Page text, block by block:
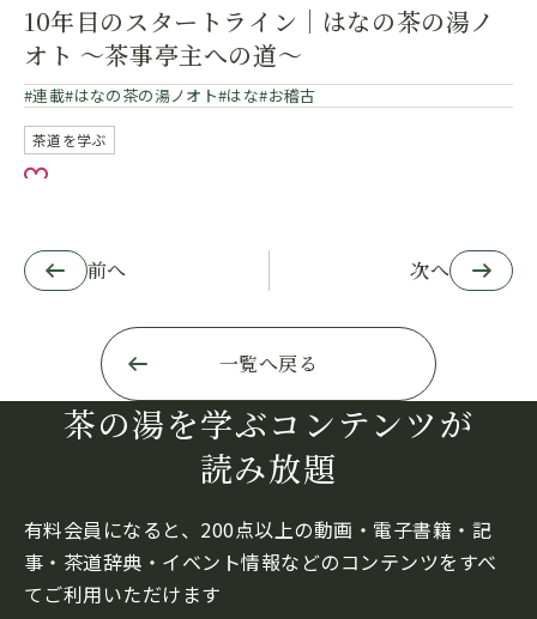
10年目のスタートライン｜はなの茶の湯ノ
オト ～茶事亭主への道～
連載 はなの茶の湯ノオト はな お稽古
茶道を学ぶ
お気に入り
前へ 次へ
一覧へ戻る
茶の湯を学ぶコンテンツが
読み放題
有料会員になると、200点以上の動画・電子書籍・記
事・茶道辞典・イベント情報などのコンテンツをすべ
てご利用いただけます